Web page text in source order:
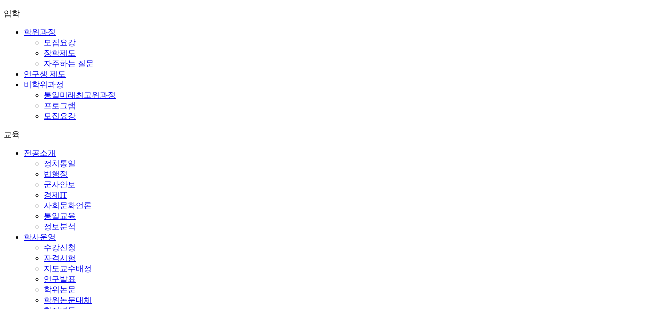
입학
학위과정
모집요강
장학제도
자주하는 질문
연구생 제도
비학위과정
통일미래최고위과정
프로그램
모집요강
교육
전공소개
정치통일
법행정
군사안보
경제IT
사회문화언론
통일교육
정보분석
학사운영
수강신청
자격시험
지도교수배정
연구발표
학위논문
학위논문대체